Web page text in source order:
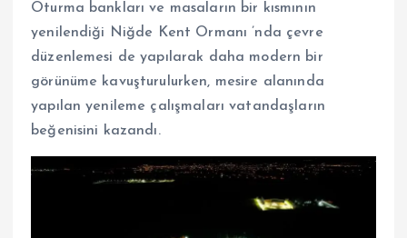
Oturma bankları ve masaların bir kısmının
yenilendiği Niğde Kent Ormanı ’nda çevre
düzenlemesi de yapılarak daha modern bir
görünüme kavuşturulurken, mesire alanında
yapılan yenileme çalışmaları vatandaşların
beğenisini kazandı.